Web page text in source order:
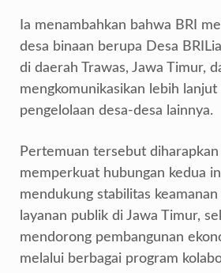
Ia menambahkan bahwa BRI
desa binaan berupa Desa
di daerah Trawas, Jawa Timur,
mengkomunikasikan lebih
pengelolaan desa-desa lainnya.
Pertemuan tersebut
memperkuat hubungan kedua
mendukung stabilitas
layanan publik di Jawa Timur,
mendorong pembangunan
melalui berbagai program